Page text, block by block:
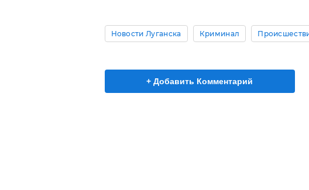
Новости Луганска Криминал
+ Добавить Комментарий